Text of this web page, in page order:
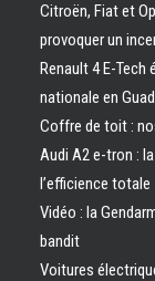
Citroën, Fiat et
provoquer un
Renault 4 E-Tech
nationale en
Coffre de toit :
Audi A2 e-tron :
l’efficience totale
Vidéo : la
bandit
Voitures